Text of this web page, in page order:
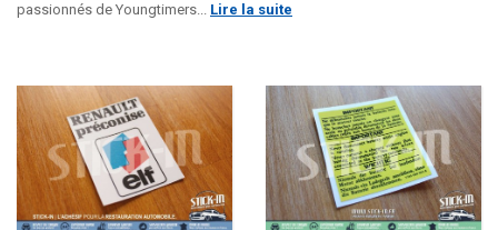
passionnés de Youngtimers... Lire la suite